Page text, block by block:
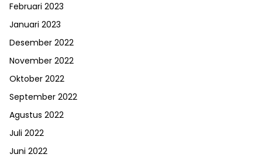
Februari 2023
Januari 2023
Desember 2022
November 2022
Oktober 2022
September 2022
Agustus 2022
Juli 2022
Juni 2022